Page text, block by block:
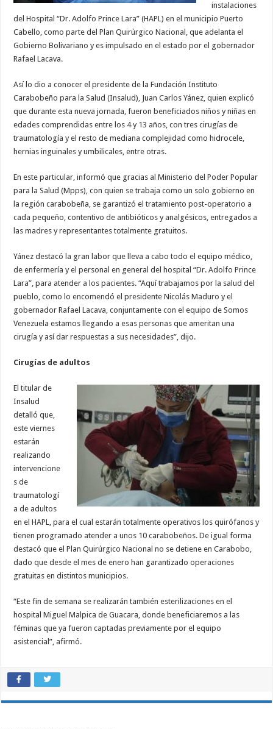
instalaciones
del Hospital “Dr. Adolfo Prince Lara” (HAPL) en el municipio Puerto
Cabello, como parte del Plan Quirúrgico Nacional, que adelanta el
Gobierno Bolivariano y es impulsado en el estado por el gobernador
Rafael Lacava.
Así lo dio a conocer el presidente de la Fundación Instituto
Carabobeño para la Salud (Insalud), Juan Carlos Yánez, quien explicó
que durante esta nueva jornada, fueron beneficiados niños y niñas en
edades comprendidas entre los 4 y 13 años, con tres cirugías de
traumatología y el resto de mediana complejidad como hidrocele,
hernias inguinales y umbilicales, entre otras.
En este particular, informó que gracias al Ministerio del Poder Popular
para la Salud (Mpps), con quien se trabaja como un solo gobierno en
la región carabobeña, se garantizó el tratamiento post-operatorio a
cada pequeño, contentivo de antibióticos y analgésicos, entregados a
las madres y representantes totalmente gratuitos.
Yánez destacó la gran labor que lleva a cabo todo el equipo médico,
de enfermería y el personal en general del hospital “Dr. Adolfo Prince
Lara”, para atender a los pacientes. “Aquí trabajamos por la salud del
pueblo, como lo encomendó el presidente Nicolás Maduro y el
gobernador Rafael Lacava, conjuntamente con el equipo de Somos
Venezuela estamos llegando a esas personas que ameritan una
cirugía y así dar respuestas a sus necesidades”, dijo.
Cirugías de adultos
El titular de
Insalud
detalló que,
este viernes
estarán
realizando
intervencione
s de
traumatologí
a de adultos
en el HAPL, para el cual estarán totalmente operativos los quirófanos y
tienen programado atender a unos 10 carabobeños. De igual forma
destacó que el Plan Quirúrgico Nacional no se detiene en Carabobo,
dado que desde el mes de enero han garantizado operaciones
gratuitas en distintos municipios.
“Este fin de semana se realizarán también esterilizaciones en el
hospital Miguel Malpica de Guacara, donde beneficiaremos a las
féminas que ya fueron captadas previamente por el equipo
asistencial”, afirmó.